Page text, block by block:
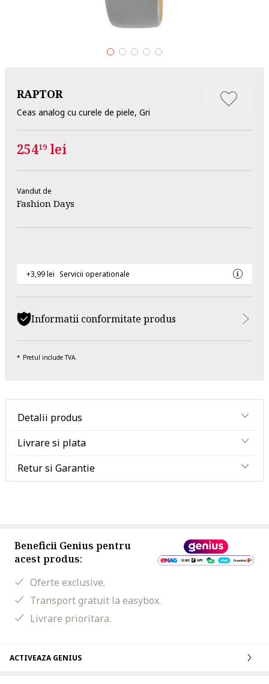
RAPTOR
Ceas analog cu curele de piele, Gri
25419 lei
Vandut de
Fashion Days
+3,99 lei Servicii operationale
Informatii conformitate produs
Pretul include TVA.
Detalii produs
Livrare si plata
Retur si Garantie
Beneficii Genius pentru
acest produs:
Oferte exclusive.
Transport gratuit la easybox.
Livrare prioritara.
ACTIVEAZA GENIUS